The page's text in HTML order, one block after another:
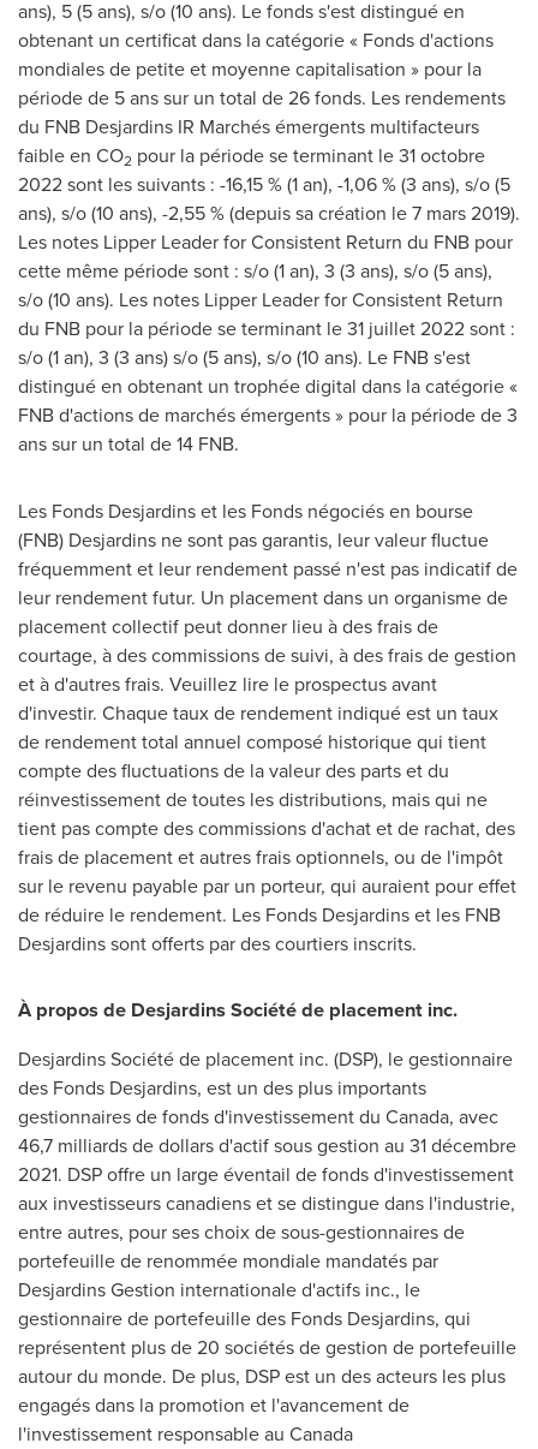
ans), 5 (5 ans), s/o (10 ans). Le fonds s'est distingué en
obtenant un certificat dans la catégorie « Fonds d'actions
mondiales de petite et moyenne capitalisation » pour la
période de 5 ans sur un total de 26 fonds. Les rendements
du FNB Desjardins IR Marchés émergents multifacteurs
faible en CO2 pour la période se terminant le 31 octobre
2022 sont les suivants : -16,15 % (1 an), -1,06 % (3 ans), s/o (5
ans), s/o (10 ans), -2,55 % (depuis sa création le 7 mars 2019).
Les notes Lipper Leader for Consistent Return du FNB pour
cette même période sont : s/o (1 an), 3 (3 ans), s/o (5 ans),
s/o (10 ans). Les notes Lipper Leader for Consistent Return
du FNB pour la période se terminant le 31 juillet 2022 sont :
s/o (1 an), 3 (3 ans) s/o (5 ans), s/o (10 ans). Le FNB s'est
distingué en obtenant un trophée digital dans la catégorie «
FNB d'actions de marchés émergents » pour la période de 3
ans sur un total de 14 FNB.
Les Fonds Desjardins et les Fonds négociés en bourse
(FNB) Desjardins ne sont pas garantis, leur valeur fluctue
fréquemment et leur rendement passé n'est pas indicatif de
leur rendement futur. Un placement dans un organisme de
placement collectif peut donner lieu à des frais de
courtage, à des commissions de suivi, à des frais de gestion
et à d'autres frais. Veuillez lire le prospectus avant
d'investir. Chaque taux de rendement indiqué est un taux
de rendement total annuel composé historique qui tient
compte des fluctuations de la valeur des parts et du
réinvestissement de toutes les distributions, mais qui ne
tient pas compte des commissions d'achat et de rachat, des
frais de placement et autres frais optionnels, ou de l'impôt
sur le revenu payable par un porteur, qui auraient pour effet
de réduire le rendement. Les Fonds Desjardins et les FNB
Desjardins sont offerts par des courtiers inscrits.
À propos de Desjardins Société de placement inc.
Desjardins Société de placement inc. (DSP), le gestionnaire
des Fonds Desjardins, est un des plus importants
gestionnaires de fonds d'investissement du Canada, avec
46,7 milliards de dollars d'actif sous gestion au 31 décembre
2021. DSP offre un large éventail de fonds d'investissement
aux investisseurs canadiens et se distingue dans l'industrie,
entre autres, pour ses choix de sous-gestionnaires de
portefeuille de renommée mondiale mandatés par
Desjardins Gestion internationale d'actifs inc., le
gestionnaire de portefeuille des Fonds Desjardins, qui
représentent plus de 20 sociétés de gestion de portefeuille
autour du monde. De plus, DSP est un des acteurs les plus
engagés dans la promotion et l'avancement de
l'investissement responsable au Canada